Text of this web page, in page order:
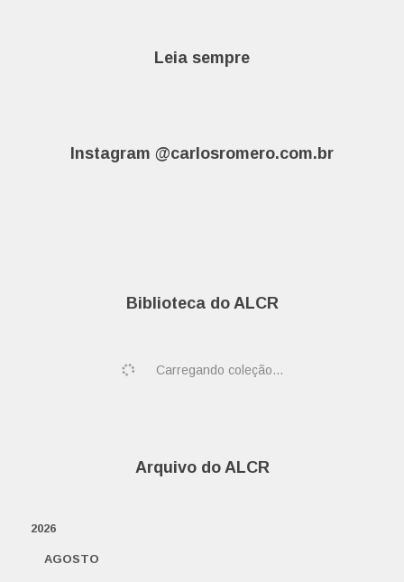
Leia sempre
Instagram @carlosromero.com.br
Biblioteca do ALCR
Carregando coleção...
Arquivo do ALCR
2026
AGOSTO